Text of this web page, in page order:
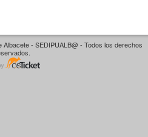
- SEDIPUALB@ - Todos los derechos